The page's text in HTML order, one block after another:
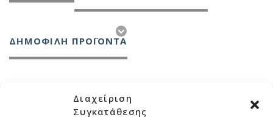
Διαχείριση
Συγκατάθεσης
ΔΗΜΟΦΙΛΗ ΠΡΟΪΟΝΤΑ